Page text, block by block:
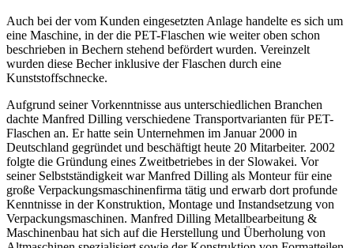
Auch bei der vom Kunden eingesetzten Anlage handelte es sich um
eine Maschine, in der die PET-Flaschen wie weiter oben schon
beschrieben in Bechern stehend befördert wurden. Vereinzelt
wurden diese Becher inklusive der Flaschen durch eine
Kunststoffschnecke.
Aufgrund seiner Vorkenntnisse aus unterschiedlichen Branchen
dachte Manfred Dilling verschiedene Transportvarianten für PET-
Flaschen an. Er hatte sein Unternehmen im Januar 2000 in
Deutschland gegründet und beschäftigt heute 20 Mitarbeiter. 2002
folgte die Gründung eines Zweitbetriebes in der Slowakei. Vor
seiner Selbstständigkeit war Manfred Dilling als Monteur für eine
große Verpackungsmaschinenfirma tätig und erwarb dort profunde
Kenntnisse in der Konstruktion, Montage und Instandsetzung von
Verpackungsmaschinen. Manfred Dilling Metallbearbeitung &
Maschinenbau hat sich auf die Herstellung und Überholung von